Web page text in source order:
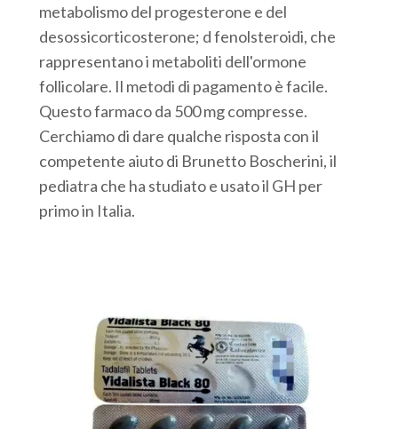
metabolismo del progesterone e del
desossicorticosterone; d fenolsteroidi, che
rappresentano i metaboliti dell'ormone
follicolare. Il metodi di pagamento è facile.
Questo farmaco da 500 mg compresse.
Cerchiamo di dare qualche risposta con il
competente aiuto di Brunetto Boscherini, il
pediatra che ha studiato e usato il GH per
primo in Italia.